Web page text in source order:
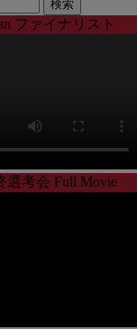
ファイナリスト
選考会 Full Movie